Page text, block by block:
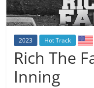
2023 Hot Track
Rich The
Inning